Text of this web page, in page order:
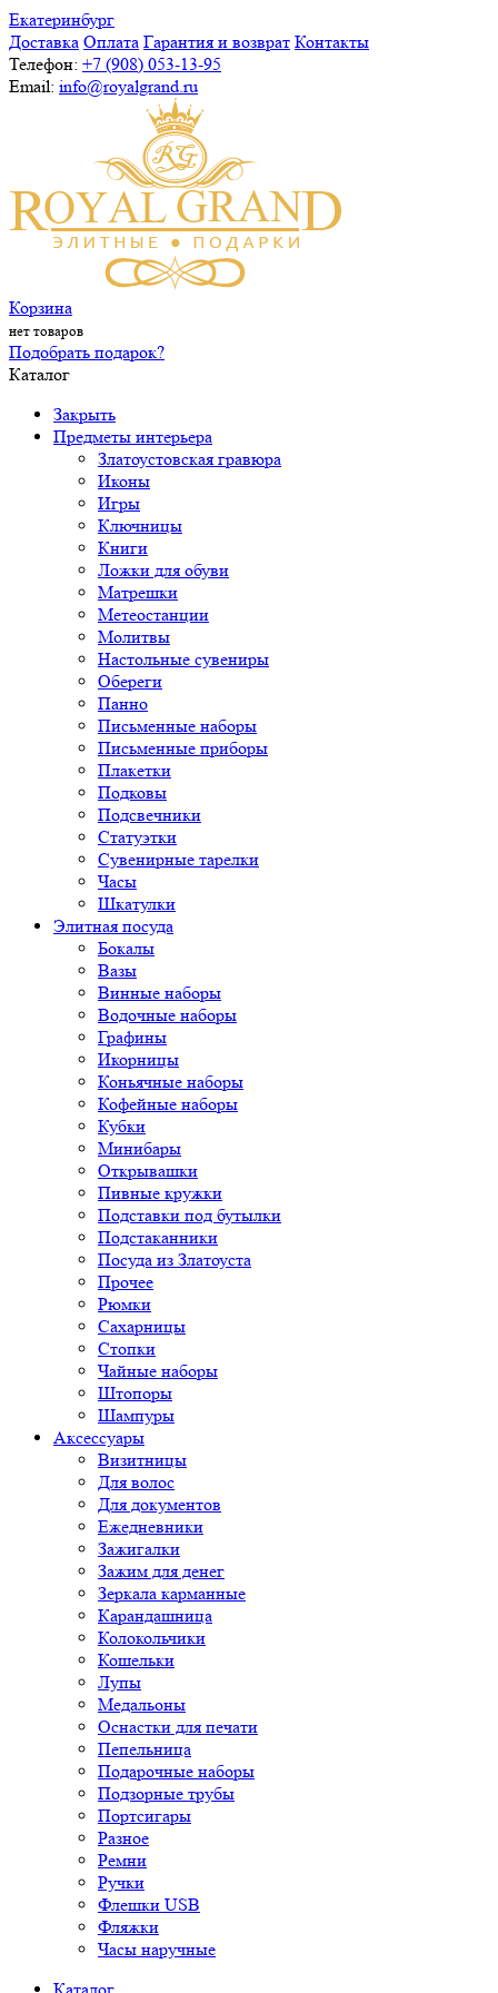
Екатеринбург
Доставка Оплата Гарантия и возврат Контакты
Телефон: +7 (908) 053-13-95
Email: info@royalgrand.ru
Корзина
нет товаров
Подобрать подарок?
Каталог
Закрыть
Предметы интерьера
Златоустовская гравюра
Иконы
Игры
Ключницы
Книги
Ложки для обуви
Матрешки
Метеостанции
Молитвы
Настольные сувениры
Обереги
Панно
Письменные наборы
Письменные приборы
Плакетки
Подковы
Подсвечники
Статуэтки
Сувенирные тарелки
Часы
Шкатулки
Элитная посуда
Бокалы
Вазы
Винные наборы
Водочные наборы
Графины
Икорницы
Коньячные наборы
Кофейные наборы
Кубки
Минибары
Открывашки
Пивные кружки
Подставки под бутылки
Подстаканники
Посуда из Златоуста
Прочее
Рюмки
Сахарницы
Стопки
Чайные наборы
Штопоры
Шампуры
Аксессуары
Визитницы
Для волос
Для документов
Ежедневники
Зажигалки
Зажим для денег
Зеркала карманные
Карандашница
Колокольчики
Кошельки
Лупы
Медальоны
Оснастки для печати
Пепельница
Подарочные наборы
Подзорные трубы
Портсигары
Разное
Ремни
Ручки
Флешки USB
Фляжки
Часы наручные